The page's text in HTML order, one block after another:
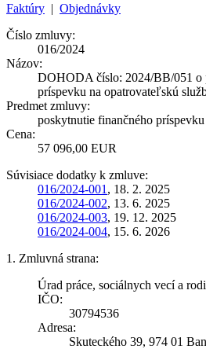
Faktúry | Objednávky
Číslo zmluvy:
016/2024
Názov:
DOHODA číslo: 2024/BB/051 o
príspevku na opatrovateľskú
Predmet zmluvy:
poskytnutie finančného
Cena:
57 096,00 EUR
Súvisiace dodatky k zmluve:
016/2024-001 , 18. 2. 2025
016/2024-002, 13. 6. 2025
016/2024-003, 19. 12. 2025
016/2024-004, 15. 6. 2026
1. Zmluvná strana:
Úrad práce, sociálnych vecí a
IČO:
30794536
Adresa:
Skuteckého 39, 974 01